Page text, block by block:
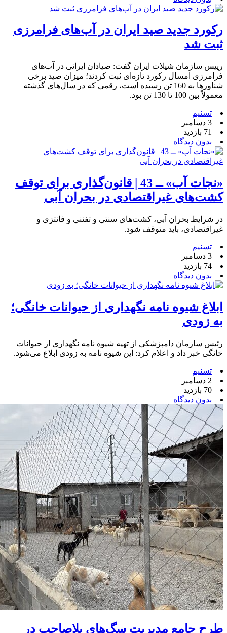
رکورد جدید صید ایران در آب‌های فرامرزی
ثبت شد
رییس سازمان شیلات ایران گفت: صیادان ایرانی در آب‌های
فرامرزی امسال رکورد تازه‌ای ثبت کردند؛ میزان صید برخی
شناورها به 160 تن رسیده است، رقمی که در سال‌های گذشته
معمولاً بین 100 تا 130 تن بود.
تسنیم
3 دسامبر
71 بازدید
بدون دیدگاه
«نجات آب» ــ 43 | قانون‌گذاری برای توقف
کشت‌های غیراقتصادی در بحران آبی
در شرایط بحران آبی، کشت‌های سنتی و تفننی و فانتزی و
غیراقتصادی، باید متوقف شود.
تسنیم
3 دسامبر
74 بازدید
بدون دیدگاه
ابلاغ شیوه نامه نگهداری از حیوانات خانگی؛
به زودی
رئیس سازمان دامپزشکی از تهیه شیوه نامه نگهداری از حیوانات
خانگی خبر داد و اعلام کرد: این شیوه نامه به زودی ابلاغ می‌شود.
تسنیم
2 دسامبر
70 بازدید
بدون دیدگاه
طرح جامع مدیریت سگ‌های بلاصاحب در